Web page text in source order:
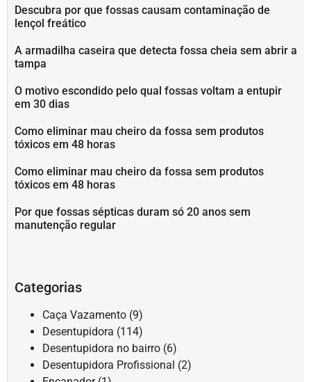
Descubra por que fossas causam contaminação de
lençol freático
A armadilha caseira que detecta fossa cheia sem abrir a
tampa
O motivo escondido pelo qual fossas voltam a entupir
em 30 dias
Como eliminar mau cheiro da fossa sem produtos
tóxicos em 48 horas
Como eliminar mau cheiro da fossa sem produtos
tóxicos em 48 horas
Por que fossas sépticas duram só 20 anos sem
manutenção regular
Categorias
Caça Vazamento (9)
Desentupidora (114)
Desentupidora no bairro (6)
Desentupidora Profissional (2)